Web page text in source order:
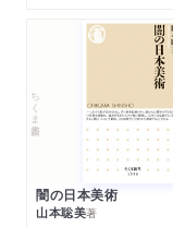
ちくま新書
闇の日本美術
山本聡美著